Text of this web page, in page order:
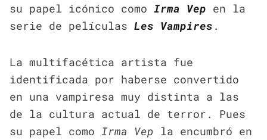
su papel icónico como Irma Vep en la
serie de películas Les Vampires .
La multifacética artista fue
identificada por haberse convertido
en una vampiresa muy distinta a las
de la cultura actual de terror. Pues
su papel como Irma Vep la encumbró en